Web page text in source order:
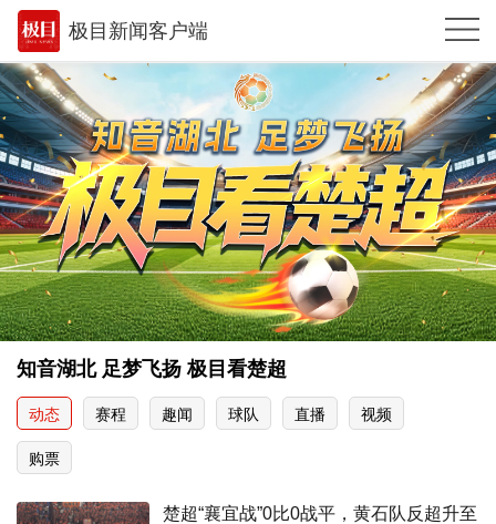
极目新闻客户端
推荐
体育
观点
时政
湖北
武汉
世相
环球
专题
知音湖北 足梦飞扬 极目看楚超
动态 赛程 趣闻 球队 直播 视频
购票
楚超“襄宜战”0比0战平，黄石队反超升至